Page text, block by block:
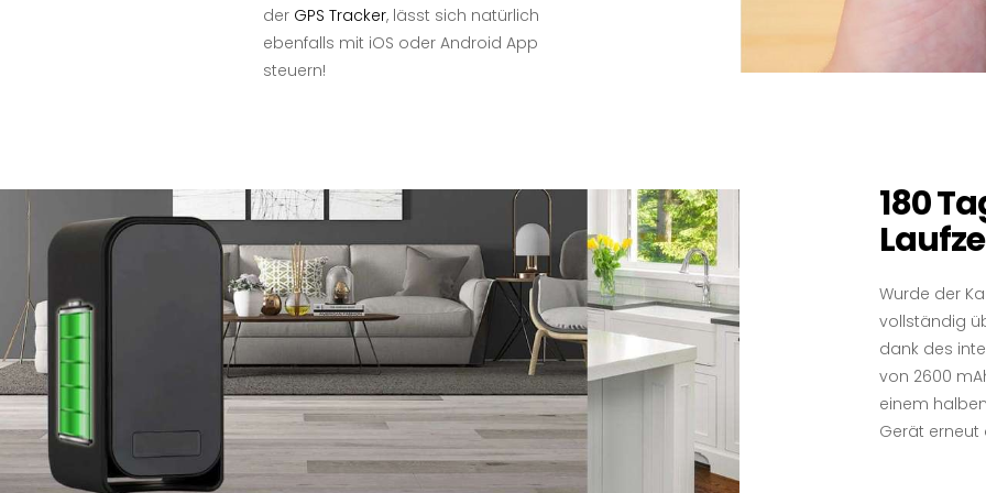
der GPS Tracker, lässt sich natürlich
ebenfalls mit iOS oder Android App
steuern!
180
Wurde der
vollständig
dank des
von 2600
einem
Gerät erneut